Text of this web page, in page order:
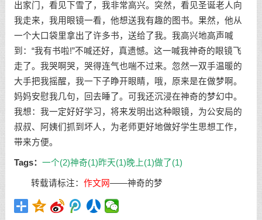
出家门，看见下雪了，我非常高兴。突然，看见圣诞老人向
我走来，我用眼镜一看，他想送我有趣的图书。果然，他从
一个大口袋里拿出了许多书，送给了我。我高兴地高声喊
到：“我有书啦!”不喊还好，真遗憾。这一喊我神奇的眼镜飞
走了。我哭啊哭，哭得连气也喘不过来。忽然一双手温暖的
大手把我摇醒，我一下子睁开眼睛，哦，原来是在做梦啊。
妈妈安慰我几句，回去睡了。可我还沉浸在神奇的梦幻中。
我想：我一定好好学习，将来发明出这种眼镜，为公安局的
叔叔、阿姨们抓到坏人，为老师更好地做好学生思想工作，
带来方便。
Tags： 一个(2)神奇(1)昨天(1)晚上(1)做了(1)
转载请标注：作文网——神奇的梦